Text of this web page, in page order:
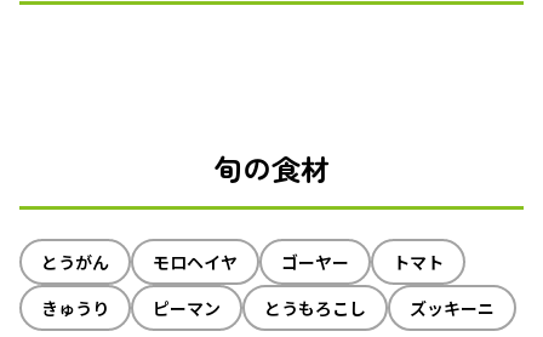
旬の食材
とうがん モロヘイヤ ゴーヤー
トマト
きゅうり
ピーマン とうもろこし ズッキーニ